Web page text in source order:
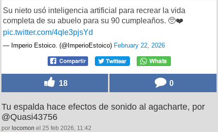
Su nieto usó inteligencia artificial para recrear la vida
completa de su abuelo para su 90 cumpleaños. 🥺❤️
pic.twitter.com/4qle3pjsYd
— Imperio Estoico. (@ImperioEstoico) February 22, 2026
18 0
Tu espalda hace efectos de sonido al agacharte, por
@Quasi43756
por locomon el 25 feb 2026, 11:42